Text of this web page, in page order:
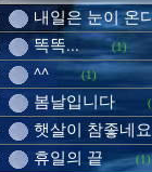
내일은 눈이 온
똑똑... (1)
^^ (1)
봄날입니다
햇살이 참좋네요
휴일의 끝 (1)